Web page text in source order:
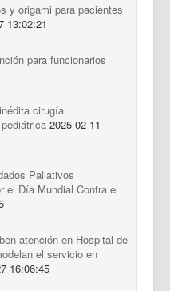
y origami para pacientes
13:02:21
para funcionarios
cirugía
2025-02-11
Paliativos
el Día Mundial Contra el
atención en Hospital de
el servicio en
16:06:45